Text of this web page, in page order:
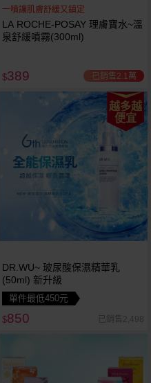
一噴讓肌膚舒緩又鎮定
LA ROCHE-POSAY 理膚寶水~溫
泉舒緩噴霧(300ml)
$389 已銷售2.1萬
越多越
便宜
DR.WU~ 玻尿酸保濕精華乳
(50ml) 新升級
單件最低450元
$850 已銷售2,498